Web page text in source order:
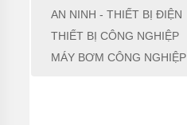
AN NINH - THIẾT BỊ ĐIỆN
THIẾT BỊ CÔNG NGHIỆP
MÁY BƠM CÔNG NGHIỆP